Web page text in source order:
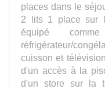
places dans le
2 lits 1 place sur
équipé
réfrigérateur/
cuisson et
d'un accès à la
d'un store sur la